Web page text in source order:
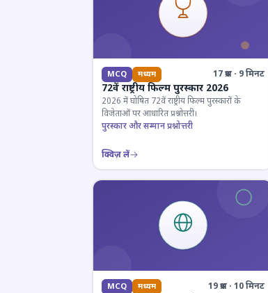
MCQ मध्यम 17 प्रश्न · 9 मिनट
72वें राष्ट्रीय फिल्म पुरस्कार 2026
2026 में घोषित 72वें राष्ट्रीय फिल्म पुरस्कारों के
विजेताओं पर आधारित प्रश्नोत्तरी।
पुरस्कार और सम्मान प्रश्नोत्तरी
क्विज़ लें
MCQ मध्यम 19 प्रश्न · 10 मिनट